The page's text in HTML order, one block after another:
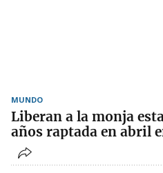
MUNDO
Liberan a la monja
años raptada en abril